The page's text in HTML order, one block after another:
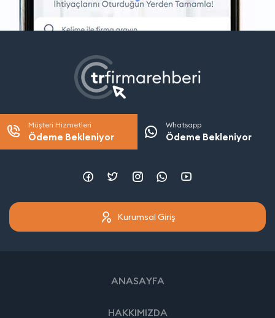
Müşteri Hizmetleri
Ödeme Bekleniyor
Whatsapp
Ödeme Bekleniyor
Kurumsal Giriş
ANASAYFA
HAKKIMIZDA